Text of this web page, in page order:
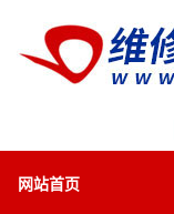
网站首页